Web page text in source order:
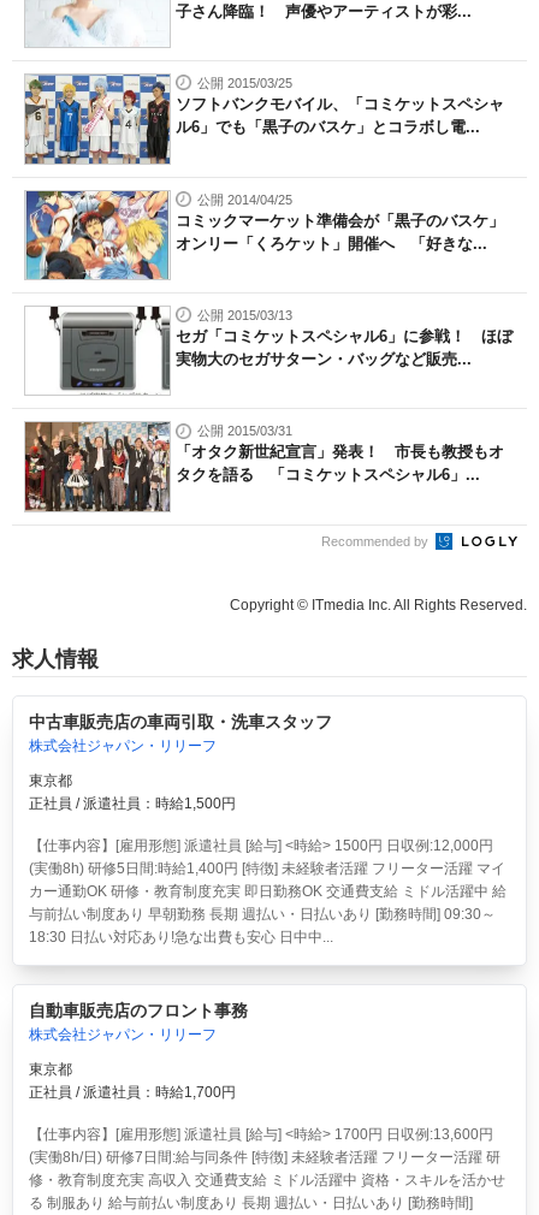
子さん降臨！ 声優やアーティストが彩...
公開 2015/03/25
ソフトバンクモバイル、「コミケットスペシャ
ル6」でも「黒子のバスケ」とコラボし電...
公開 2014/04/25
コミックマーケット準備会が「黒子のバスケ」
オンリー「くろケット」開催へ 「好きな...
公開 2015/03/13
セガ「コミケットスペシャル6」に参戦！ ほぼ
実物大のセガサターン・バッグなど販売...
公開 2015/03/31
「オタク新世紀宣言」発表！ 市長も教授もオ
タクを語る 「コミケットスペシャル6」...
Recommended by
Copyright © ITmedia Inc. All Rights Reserved.
求人情報
中古車販売店の車両引取・洗車スタッフ
株式会社ジャパン・リリーフ
東京都
正社員 / 派遣社員：時給1,500円
【仕事内容】[雇用形態] 派遣社員 [給与] <時給> 1500円 日収例:12,000円
(実働8h) 研修5日間:時給1,400円 [特徴] 未経験者活躍 フリーター活躍 マイ
カー通勤OK 研修・教育制度充実 即日勤務OK 交通費支給 ミドル活躍中 給
与前払い制度あり 早朝勤務 長期 週払い・日払いあり [勤務時間] 09:30～
18:30 日払い対応あり!急な出費も安心 日中中...
自動車販売店のフロント事務
株式会社ジャパン・リリーフ
東京都
正社員 / 派遣社員：時給1,700円
【仕事内容】[雇用形態] 派遣社員 [給与] <時給> 1700円 日収例:13,600円
(実働8h/日) 研修7日間:給与同条件 [特徴] 未経験者活躍 フリーター活躍 研
修・教育制度充実 高収入 交通費支給 ミドル活躍中 資格・スキルを活かせ
る 制服あり 給与前払い制度あり 長期 週払い・日払いあり [勤務時間]